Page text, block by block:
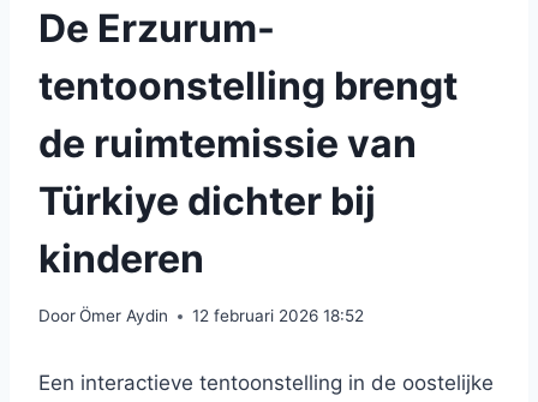
De Erzurum-
tentoonstelling brengt
de ruimtemissie van
Türkiye dichter bij
kinderen
DoorÖmer Aydin 12 februari 2026 18:52
Een interactieve tentoonstelling in de oostelijke